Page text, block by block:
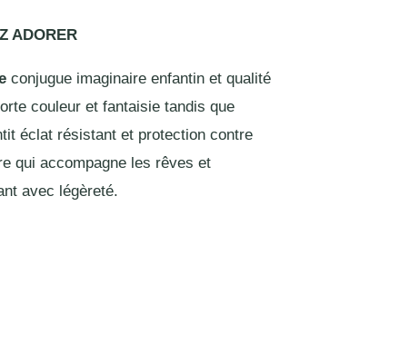
ADORER
conjugue imaginaire enfantin et qualité
couleur et fantaisie tandis que
éclat résistant et protection contre
qui accompagne les rêves et
avec légèreté.